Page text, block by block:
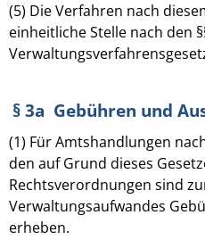
(5) Die Verfahren nach
einheitliche Stelle nach den
§ 3a Gebühren und
(1) Für Amtshandlungen
den auf Grund dieses
Rechtsverordnungen sind
Verwaltungsaufwandes
erheben.